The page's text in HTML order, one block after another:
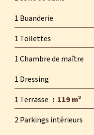
1 Buanderie
1 Toilettes
1 Chambre de maître
1 Dressing
1 Terrasse
119 m²
2 Parkings intérieurs